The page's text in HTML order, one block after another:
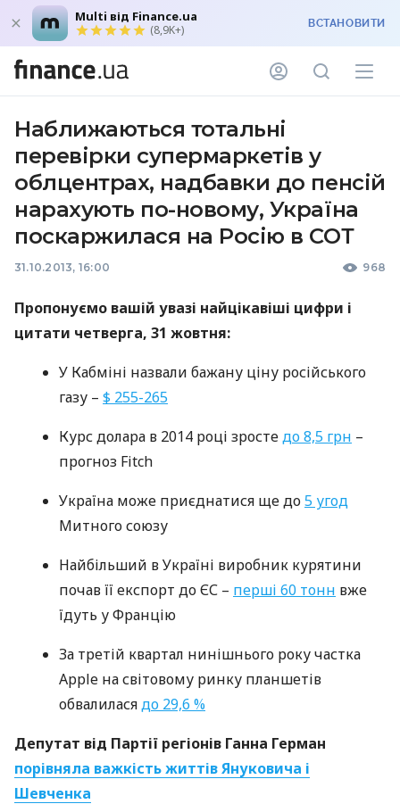
Multi від Finance.ua
(8,9K+) ВСТАНОВИТИ
Наближаються тотальні
перевірки супермаркетів у
облцентрах, надбавки до пенсій
нарахують по-новому, Україна
поскаржилася на Росію в СОТ
31.10.2013, 16:00 968
Пропонуємо вашій увазі найцікавіші цифри і
цитати четверга, 31 жовтня:
У Кабміні назвали бажану ціну російського
газу – $ 255-265
Курс долара в 2014 році зростедо 8,5 грн –
прогноз Fitch
Україна може приєднатися ще до5 угод
Митного союзу
Найбільший в Україні виробник курятини
почав її експорт до ЄС – перші 60 тонн вже
їдуть у Францію
За третій квартал нинішнього року частка
Apple на світовому ринку планшетів
обвалиласядо 29,6 %
Депутат від Партії регіонів Ганна Герман
порівняла важкість життів Януковича і
Шевченка